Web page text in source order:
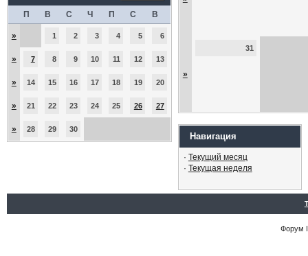
П В С Ч П С В
» 1 2 3 4 5 6
» 7 8 9 10 11 12 13
» 14 15 16 17 18 19 20
» 21 22 23 24 25 26 27
» 28 29 30
»
31
Навигация
· Текущий месяц
· Текущая неделя
Форум